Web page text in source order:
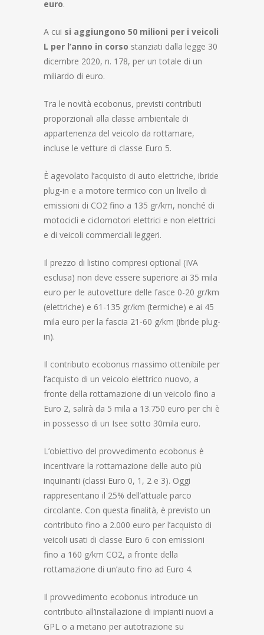
euro.
A cui si aggiungono 50 milioni per i veicoli
L per l’anno in corso stanziati dalla legge 30
dicembre 2020, n. 178, per un totale di un
miliardo di euro.
Tra le novità ecobonus, previsti contributi
proporzionali alla classe ambientale di
appartenenza del veicolo da rottamare,
incluse le vetture di classe Euro 5.
È agevolato l’acquisto di auto elettriche, ibride
plug-in e a motore termico con un livello di
emissioni di CO2 fino a 135 gr/km, nonché di
motocicli e ciclomotori elettrici e non elettrici
e di veicoli commerciali leggeri.
Il prezzo di listino compresi optional (IVA
esclusa) non deve essere superiore ai 35 mila
euro per le autovetture delle fasce 0-20 gr/km
(elettriche) e 61-135 gr/km (termiche) e ai 45
mila euro per la fascia 21-60 g/km (ibride plug-
in).
Il contributo ecobonus massimo ottenibile per
l’acquisto di un veicolo elettrico nuovo, a
fronte della rottamazione di un veicolo fino a
Euro 2, salirà da 5 mila a 13.750 euro per chi è
in possesso di un Isee sotto 30mila euro.
L’obiettivo del provvedimento ecobonus è
incentivare la rottamazione delle auto più
inquinanti (classi Euro 0, 1, 2 e 3). Oggi
rappresentano il 25% dell’attuale parco
circolante. Con questa finalità, è previsto un
contributo fino a 2.000 euro per l’acquisto di
veicoli usati di classe Euro 6 con emissioni
fino a 160 g/km CO2, a fronte della
rottamazione di un’auto fino ad Euro 4.
Il provvedimento ecobonus introduce un
contributo all’installazione di impianti nuovi a
GPL o a metano per autotrazione su